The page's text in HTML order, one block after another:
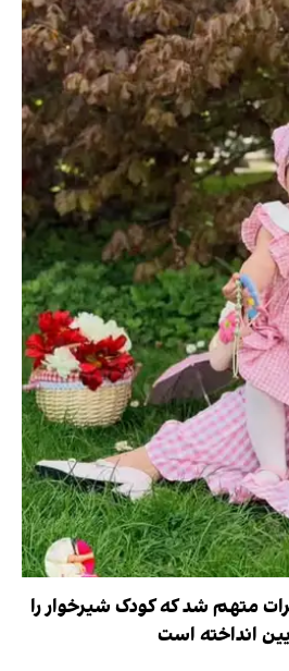
متهم شد که کودک شیرخوار را
انداخته است